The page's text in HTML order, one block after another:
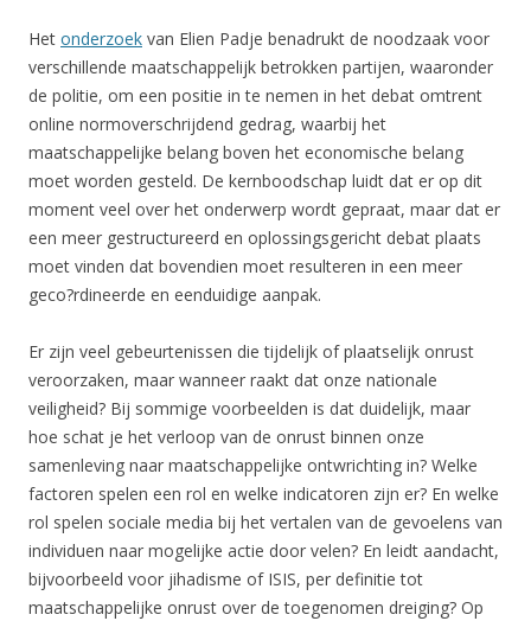
Het onderzoek van Elien Padje benadrukt de noodzaak voor
verschillende maatschappelijk betrokken partijen, waaronder
de politie, om een positie in te nemen in het debat omtrent
online normoverschrijdend gedrag, waarbij het
maatschappelijke belang boven het economische belang
moet worden gesteld. De kernboodschap luidt dat er op dit
moment veel over het onderwerp wordt gepraat, maar dat er
een meer gestructureerd en oplossingsgericht debat plaats
moet vinden dat bovendien moet resulteren in een meer
geco?rdineerde en eenduidige aanpak.
Er zijn veel gebeurtenissen die tijdelijk of plaatselijk onrust
veroorzaken, maar wanneer raakt dat onze nationale
veiligheid? Bij sommige voorbeelden is dat duidelijk, maar
hoe schat je het verloop van de onrust binnen onze
samenleving naar maatschappelijke ontwrichting in? Welke
factoren spelen een rol en welke indicatoren zijn er? En welke
rol spelen sociale media bij het vertalen van de gevoelens van
individuen naar mogelijke actie door velen? En leidt aandacht,
bijvoorbeeld voor jihadisme of ISIS, per definitie tot
maatschappelijke onrust over de toegenomen dreiging? Op